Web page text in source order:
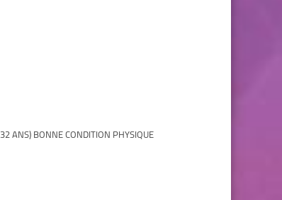
ANS) BONNE CONDITION PHYSIQUE